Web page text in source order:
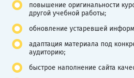
повышение оригинальности
другой учебной работы;
обновление устаревшей
адаптация материала под
аудиторию;
быстрое наполнение сайта